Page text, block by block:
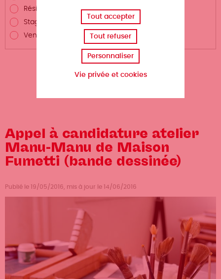
Résidence
Stage/Service civique/Alternance
Vente
Appel à candidature atelier
Manu-Manu de Maison
Fumetti (bande dessinée)
Publié le 19/05/2016, mis à jour le 14/06/2016
Tout accepter
Tout refuser
Personnaliser
Vie privée et cookies